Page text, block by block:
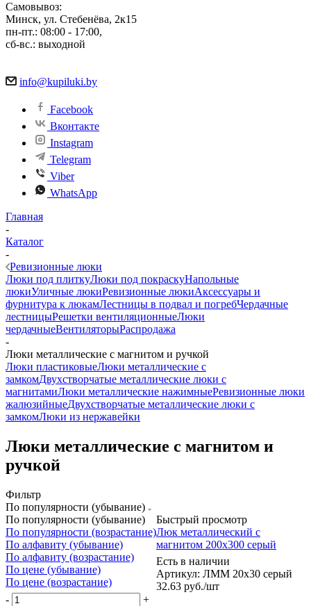
Самовывоз:
Минск, ул. Стебенёва, 2к15
пн-пт.: 08:00 - 17:00,
сб-вс.: выходной
info@kupiluki.by
Facebook
Вконтакте
Instagram
Telegram
Viber
WhatsApp
Главная
-
Каталог
-
Ревизионные люки
Люки под плиткуЛюки под покраскуНапольные
люкиУличные люкиРевизионные люкиАксессуары и
фурнитура к люкамЛестницы в подвал и погребЧердачные
лестницыРешетки вентиляционныеЛюки
чердачныеВентиляторыРаспродажа
-
Люки металлические с магнитом и ручкой
Люки пластиковыеЛюки металлические с
замкомДвухстворчатые металлические люки с
магнитамиЛюки металлические нажимныеРевизионные люки
жалюзийныеДвухстворчатые металлические люки с
замкомЛюки из нержавейки
Люки металлические с магнитом и
ручкой
Фильтр
По популярности (убывание)
По популярности (убывание)
По популярности (возрастание)
По алфавиту (убывание)
По алфавиту (возрастание)
По цене (убывание)
По цене (возрастание)
Быстрый просмотр
Люк металлический с
магнитом 200х300 серый
Есть в наличии
Артикул: ЛММ 20х30 серый
32.63 руб./шт
-
+